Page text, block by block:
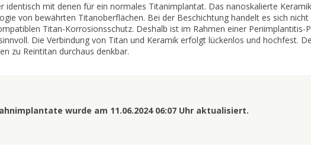
identisch mit denen für ein normales Titanimplantat. Das nanoskalierte
von bewährten Titanoberflächen. Bei der Beschichtung handelt es sich nicht
Titan-Korrosionsschutz. Deshalb ist im Rahmen einer Periimplantitis-
Die Verbindung von Titan und Keramik erfolgt lückenlos und hochfest.
zu Reintitan durchaus denkbar.
wurde am 11.06.2024 06:07 Uhr aktualisiert.